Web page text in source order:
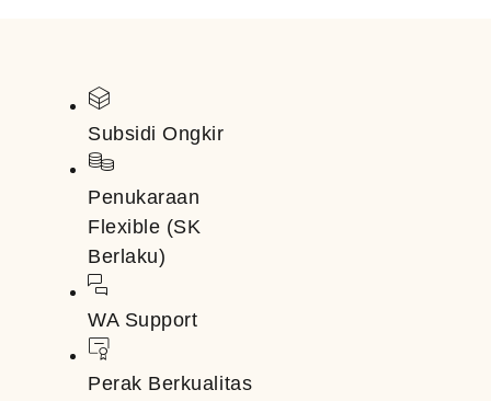
Subsidi Ongkir
Penukaraan
Flexible (SK
Berlaku)
WA Support
Perak Berkualitas